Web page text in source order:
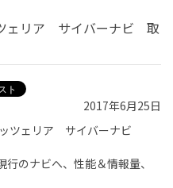
リア サイバーナビ 取
2017年6月25日
ツェリア サイバーナビ
のナビへ、性能＆情報量、